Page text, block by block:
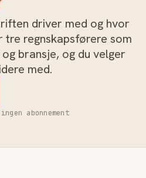
driver med og hvor
tre regnskapsførere som
bransje, og du velger
med.
abonnement